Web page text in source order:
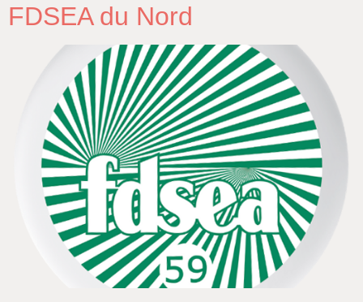
FDSEA du Nord